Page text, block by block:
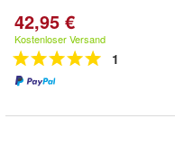
42,95 €
Kostenloser Versand
1